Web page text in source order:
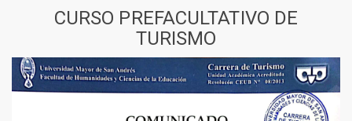
CURSO PREFACULTATIVO DE
TURISMO